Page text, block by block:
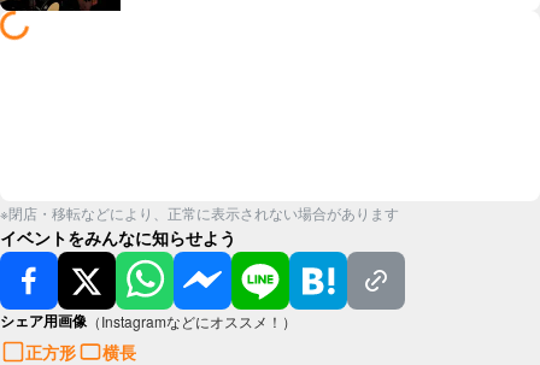
※閉店・移転などにより、正常に表示されない場合があります
イベントをみんなに知らせよう
シェア用画像 （Instagramなどにオススメ！）
正方形
横長